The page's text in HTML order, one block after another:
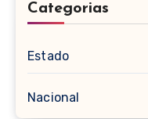
Categorias
Estado
Nacional